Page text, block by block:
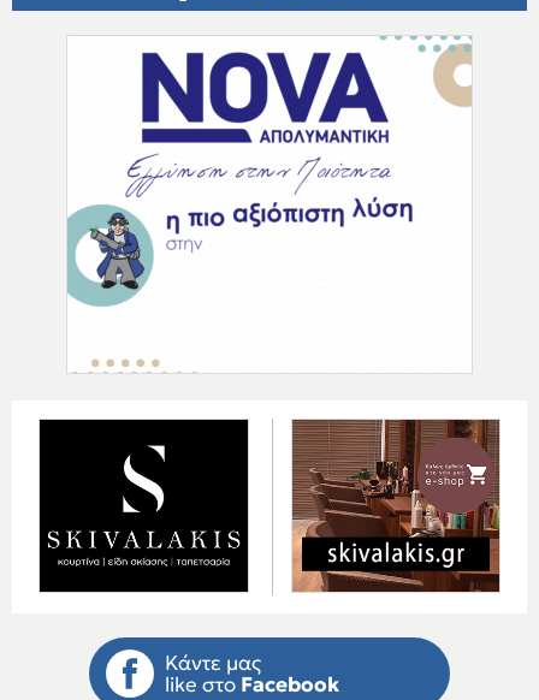
Κάντε μας
like στο Facebook